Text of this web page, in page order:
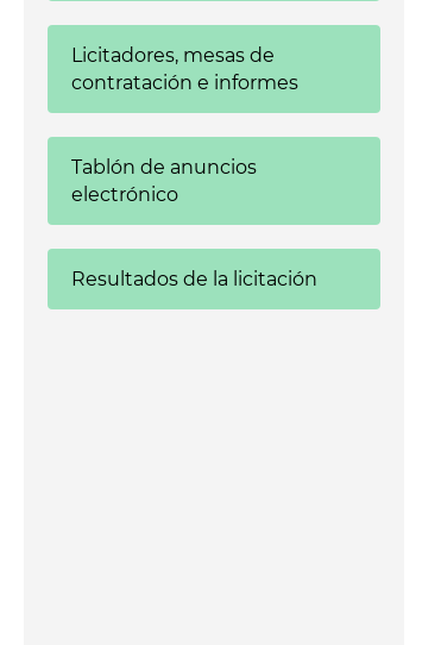
Licitadores, mesas de
contratación e informes
Tablón de anuncios
electrónico
Resultados de la licitación